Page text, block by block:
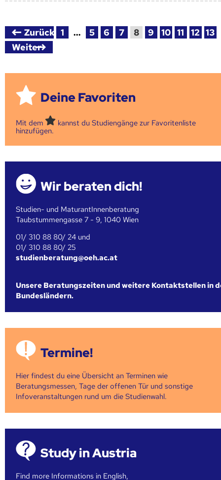
Zurück 1 … 5 6 7 8 9 10 11 12 13
Weiter
Deine Favoriten
Mit dem
kannst du Studiengänge zur Favoritenliste
hinzufügen.
Wir beraten dich!
Studien- und MaturantInnenberatung
Taubstummengasse 7 - 9, 1040 Wien
01/ 310 88 80/ 24 und
01/ 310 88 80/ 25
studienberatung@oeh.ac.at
Unsere Beratungszeiten und weitere Kontaktstellen in
Bundesländern.
Termine!
Hier findest du eine Übersicht an Terminen wie
Beratungsmessen, Tage der offenen Tür und sonstige
Infoveranstaltungen rund um die Studienwahl.
Study in Austria
Find more Informations in English,